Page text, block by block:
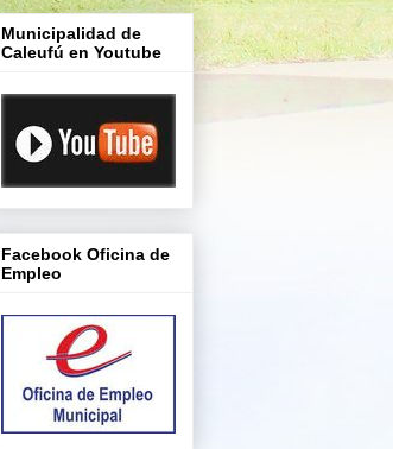
Municipalidad de
Caleufú en Youtube
Facebook Oficina de
Empleo